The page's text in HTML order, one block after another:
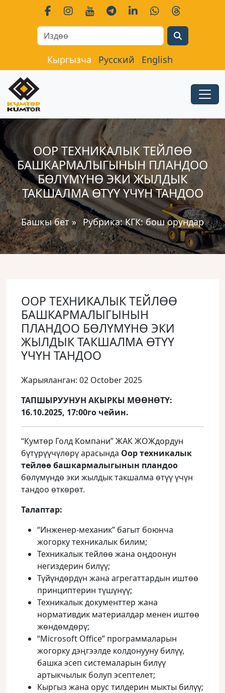
Кыргызча Русский English
ООР ТЕХНИКАЛЫК ТЕЙЛӨӨ
БАШКАРМАЛЫГЫНЫН ПЛАНДОО
БӨЛҮМҮНӨ ЭКИ ЖЫЛДЫК
ТАКШАЛМА ӨТҮҮ ҮЧҮН ТАНДОО
Башкы бет» Рубрика:КГК: бош орундар
ООР ТЕХНИКАЛЫК ТЕЙЛӨӨ
БАШКАРМАЛЫГЫНЫН
ПЛАНДОО БӨЛҮМҮНӨ ЭКИ
ЖЫЛДЫК ТАКШАЛМА ӨТҮҮ
ҮЧҮН ТАНДОО
Жарыяланган: 02 October 2025
ТАПШЫРУУНУН АКЫРКЫ МӨӨНӨТҮ:
16.10.2025, 17:00го чейин.
“Кумтөр Голд Компани” ЖАК ЖОЖдордун
бүтүрүүчүлөрү арасында Оор техникалык
тейлөө башкармалыгынын пландоо
бөлүмүндө эки жылдык такшалма өтүү үчүн
тандоо өткөрөт.
Талаптар:
“Инженер-механик” багыт боюнча
жогорку техникалык билим;
Техникалык тейлөө жана оңдоонун
негиздерин билүү;
Түйүндөрдүн жана агрегаттардын иштөө
принциптерин түшүнүү;
Техникалык документтер жана
нормативдик материалдар менен иштөө
жөндөмдөрү;
“Microsoft Office” программаларын
жогорку дэңгээлде колдонууну билүү,
башка эсеп системаларын билүү
артыкчылык болуп эсептелет;
Кыргыз жана орус тилдерин мыкты билүү;